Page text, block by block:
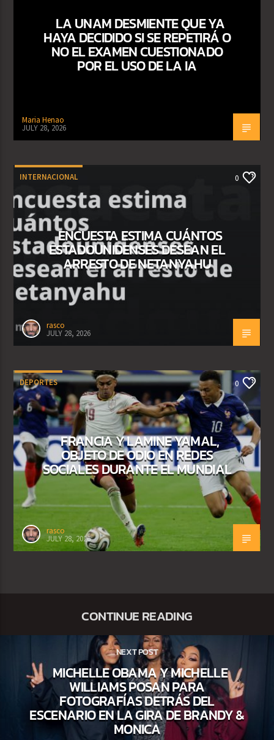
LA UNAM DESMIENTE QUE YA
HAYA DECIDIDO SI SE REPETIRÁ O
NO EL EXAMEN CUESTIONADO
POR EL USO DE LA IA
Maria Henao
JULY 28, 2026
INTERNACIONAL 0
ENCUESTA ESTIMA CUÁNTOS
ESTADOUNIDENSES DESEAN EL
ARRESTO DE NETANYAHU
rasco
JULY 28, 2026
DEPORTES 0
FRANCIA Y LAMINE YAMAL,
OBJETO DE ODIO EN REDES
SOCIALES DURANTE EL MUNDIAL
rasco
JULY 28, 2026
CONTINUE READING
NEXT POST
MICHELLE OBAMA Y MICHELLE
WILLIAMS POSAN PARA
FOTOGRAFÍAS DETRÁS DEL
ESCENARIO EN LA GIRA DE BRANDY &
MONICA